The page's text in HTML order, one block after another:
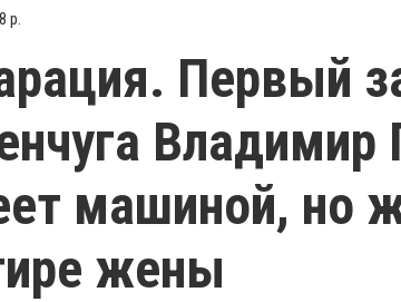
р.
Первый
Владимир
машиной, но
жены